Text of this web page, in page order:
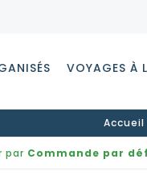
VOYAGES À
Accueil
par Commande par